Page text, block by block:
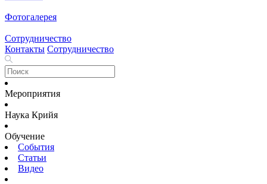
Фотогалерея
Сотрудничество
Контакты Сотрудничество
Мероприятия
Наука Крийя
Обучение
События
Статьи
Видео